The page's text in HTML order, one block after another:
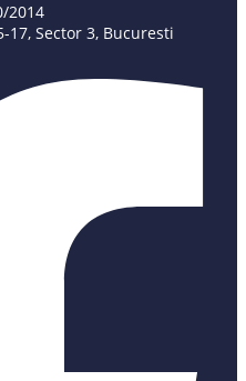
2014
17, Sector 3, Bucuresti